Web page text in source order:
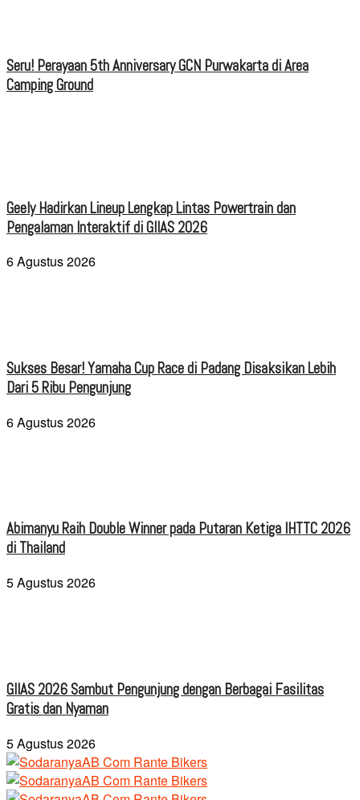
Seru! Perayaan 5th Anniversary GCN Purwakarta di Area
Camping Ground
Geely Hadirkan Lineup Lengkap Lintas Powertrain dan
Pengalaman Interaktif di GIIAS 2026
6 Agustus 2026
Sukses Besar! Yamaha Cup Race di Padang Disaksikan Lebih
Dari 5 Ribu Pengunjung
6 Agustus 2026
Abimanyu Raih Double Winner pada Putaran Ketiga IHTTC 2026
di Thailand
5 Agustus 2026
GIIAS 2026 Sambut Pengunjung dengan Berbagai Fasilitas
Gratis dan Nyaman
5 Agustus 2026